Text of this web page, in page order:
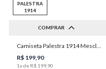
PALESTRA
1914
COMPRAR
P M GG
1XGG
Camiseta Palestra 1914 Mescla Autógrafo Masculina Individual
R$ 199,90
1x de R$ 199 90